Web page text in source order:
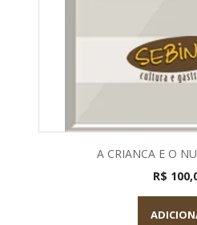
A CRIANCA E O
R$